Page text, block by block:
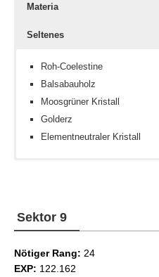
Materia
Seltenes
Roh-Coelestine
Balsabauholz
Moosgrüner Kristall
Golderz
Elementneutraler Kristall
Sektor 9
Nötiger Rang: 24
EXP: 122.162